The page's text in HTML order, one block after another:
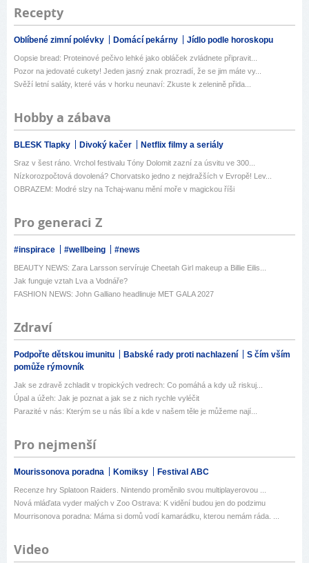
Recepty
Oblíbené zimní polévky Domácí pekárny Jídlo podle horoskopu
Oopsie bread: Proteinové pečivo lehké jako obláček zvládnete připravit...
Pozor na jedovaté cukety! Jeden jasný znak prozradí, že se jim máte vy...
Svěží letní saláty, které vás v horku neunaví: Zkuste k zelenině přida...
Hobby a zábava
BLESK Tlapky Divoký kačer Netflix filmy a seriály
Sraz v šest ráno. Vrchol festivalu Tóny Dolomit zazní za úsvitu ve 300...
Nízkorozpočtová dovolená? Chorvatsko jedno z nejdražších v Evropě! Lev...
OBRAZEM: Modré slzy na Tchaj-wanu mění moře v magickou říši
Pro generaci Z
#inspirace #wellbeing #news
BEAUTY NEWS: Zara Larsson servíruje Cheetah Girl makeup a Billie Eilis...
Jak funguje vztah Lva a Vodnáře?
FASHION NEWS: John Galliano headlinuje MET GALA 2027
Zdraví
Podpořte dětskou imunitu Babské rady proti nachlazení
S čím vším
pomůže rýmovník
Jak se zdravě zchladit v tropických vedrech: Co pomáhá a kdy už riskuj...
Úpal a úžeh: Jak je poznat a jak se z nich rychle vyléčit
Parazité v nás: Kterým se u nás líbí a kde v našem těle je můžeme nají...
Pro nejmenší
Mourissonova poradna Komiksy Festival ABC
Recenze hry Splatoon Raiders. Nintendo proměnilo svou multiplayerovou ...
Nová mláďata vyder malých v Zoo Ostrava: K vidění budou jen do podzimu
Mourrisonova poradna: Máma si domů vodí kamarádku, kterou nemám ráda. ...
Video